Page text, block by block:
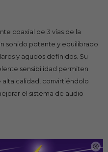

coaxial de 3 vías de la
sonido potente y equilibrado
y agudos definidos. Su
sensibilidad permiten
calidad, convirtiéndolo
el sistema de audio